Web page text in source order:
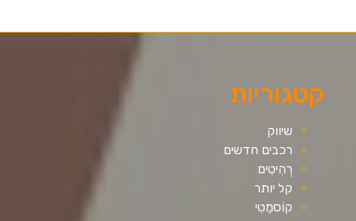
קטגוריות
שיווק
רכבים חדשים
רְהִיטִים
קל יותר
קוֹסמֵטִי